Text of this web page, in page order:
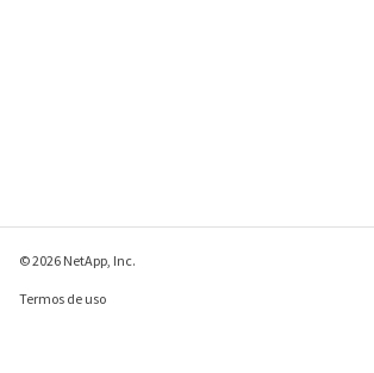
© 2026 NetApp, Inc.
Termos de uso